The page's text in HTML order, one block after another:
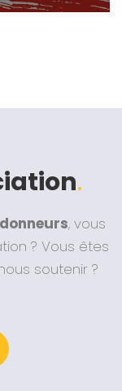
.
, vous
? Vous êtes
soutenir ?